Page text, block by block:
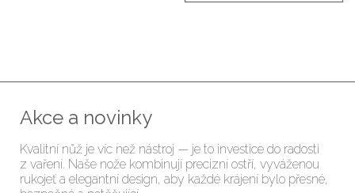
Akce a novinky
Kvalitní nůž je víc než nástroj — je to investice do radosti
z vaření. Naše nože kombinují precizní ostří, vyváženou
rukojeť a elegantní design, aby každé krájení bylo přesné,